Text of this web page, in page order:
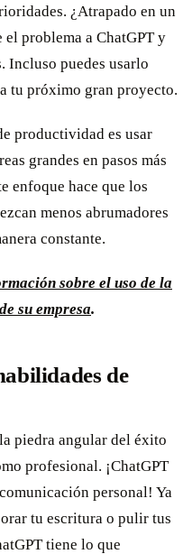
¿Atrapado en un
problema a ChatGPT y
Incluso puedes usarlo
tu próximo gran proyecto.
productividad es usar
grandes en pasos más
enfoque hace que los
menos abrumadores
constante.
sobre el uso de la
su empresa.
de
piedra angular del éxito
profesional. ¡ChatGPT
personal! Ya
tu escritura o pulir tus
tiene lo que